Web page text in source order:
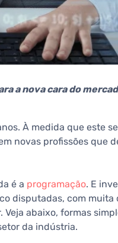
a nova cara do
À medida que este
novas profissões que
é a programação. E
disputadas, com muita
abaixo, formas
da indústria.